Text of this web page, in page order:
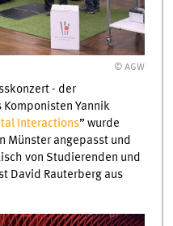
© AGW
- der
Yannik
Interactions” wurde
Münster angepasst und
von Studierenden und
David Rauterberg aus